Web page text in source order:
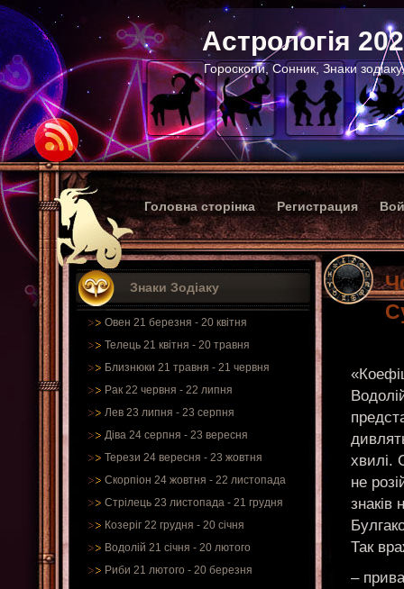
Астрологія
Гороскопи, Сонник, Знаки
Головна сторінка Регистрация
Знаки Зодіаку
Овен 21 березня - 20 квітня
Телець 21 квітня - 20 травня
Близнюки 21 травня - 21 червня
Рак 22 червня - 22 липня
Лев 23 липня - 23 серпня
Діва 24 серпня - 23 вересня
Терези 24 вересня - 23 жовтня
Скорпіон 24 жовтня - 22 листопада
Стрілець 23 листопада - 21 грудня
Козеріг 22 грудня - 20 січня
Водолій 21 січня - 20 лютого
Риби 21 лютого - 20 березня
хвилі.
не
знаків
Так
–